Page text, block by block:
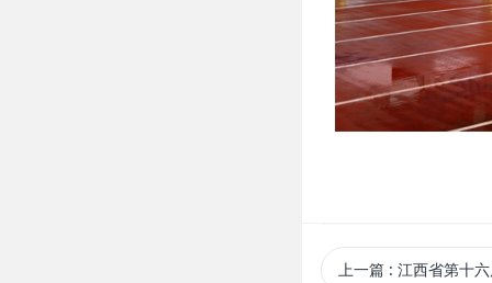
上一篇 : 江西省第十六届运动会排球比赛（学校部高中组）暨2022年